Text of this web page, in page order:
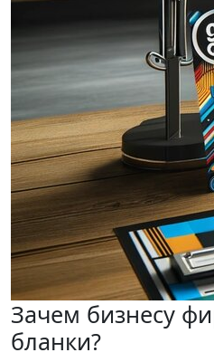
Зачем бизнесу
бланки?